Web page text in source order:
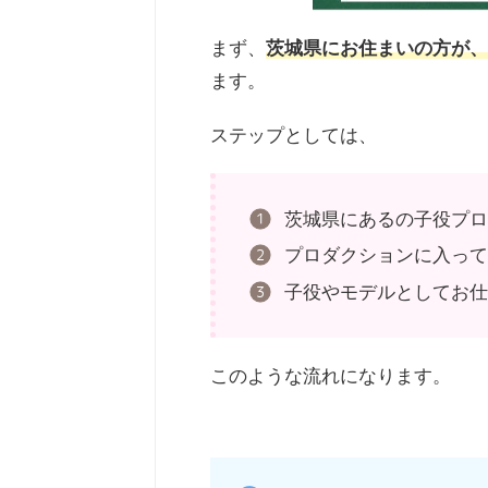
まず、 茨城県にお住まいの方が
ます。
ステップとしては、
茨城県にあるの子役プ
プロダクションに入っ
子役やモデルとしてお
このような流れになります。